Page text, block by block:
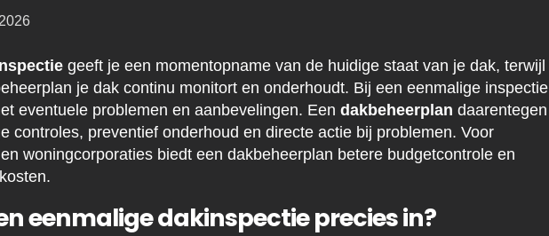
geeft je een momentopname van de huidige staat van je dak, terwijl
je dak continu monitort en onderhoudt. Bij een eenmalige inspectie
eventuele problemen en aanbevelingen. Een dakbeheerplan daarentegen
controles, preventief onderhoud en directe actie bij problemen. Voor
woningcorporaties biedt een dakbeheerplan betere budgetcontrole en
eenmalige dakinspectie precies in?